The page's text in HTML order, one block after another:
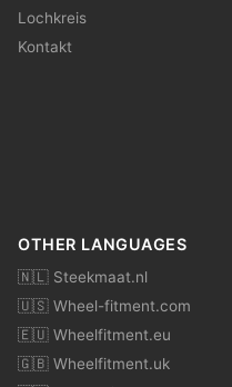
Lochkreis
Kontakt
OTHER LANGUAGES
🇳🇱 Steekmaat.nl
🇺🇸 Wheel-fitment.com
🇪🇺 Wheelfitment.eu
🇬🇧 Wheelfitment.uk